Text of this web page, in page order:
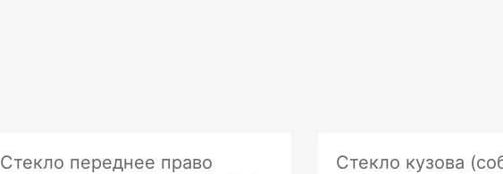
Стекло переднее право
Стекло кузова